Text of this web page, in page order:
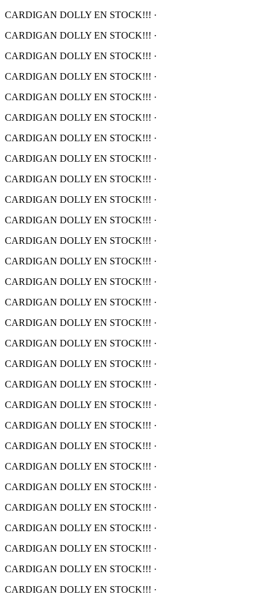
CARDIGAN DOLLY EN STOCK!!! ·
CARDIGAN DOLLY EN STOCK!!! ·
CARDIGAN DOLLY EN STOCK!!! ·
CARDIGAN DOLLY EN STOCK!!! ·
CARDIGAN DOLLY EN STOCK!!! ·
CARDIGAN DOLLY EN STOCK!!! ·
CARDIGAN DOLLY EN STOCK!!! ·
CARDIGAN DOLLY EN STOCK!!! ·
CARDIGAN DOLLY EN STOCK!!! ·
CARDIGAN DOLLY EN STOCK!!! ·
CARDIGAN DOLLY EN STOCK!!! ·
CARDIGAN DOLLY EN STOCK!!! ·
CARDIGAN DOLLY EN STOCK!!! ·
CARDIGAN DOLLY EN STOCK!!! ·
CARDIGAN DOLLY EN STOCK!!! ·
CARDIGAN DOLLY EN STOCK!!! ·
CARDIGAN DOLLY EN STOCK!!! ·
CARDIGAN DOLLY EN STOCK!!! ·
CARDIGAN DOLLY EN STOCK!!! ·
CARDIGAN DOLLY EN STOCK!!! ·
CARDIGAN DOLLY EN STOCK!!! ·
CARDIGAN DOLLY EN STOCK!!! ·
CARDIGAN DOLLY EN STOCK!!! ·
CARDIGAN DOLLY EN STOCK!!! ·
CARDIGAN DOLLY EN STOCK!!! ·
CARDIGAN DOLLY EN STOCK!!! ·
CARDIGAN DOLLY EN STOCK!!! ·
CARDIGAN DOLLY EN STOCK!!! ·
CARDIGAN DOLLY EN STOCK!!! ·